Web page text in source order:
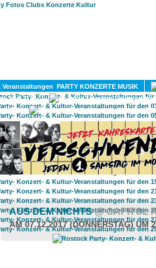
PARTY KONZERTE MUSIK
KULTUR
GAY
AUS DEM NICHTS@ CAPITOL
AM 07.12.2017 (DONNERSTAG) UM